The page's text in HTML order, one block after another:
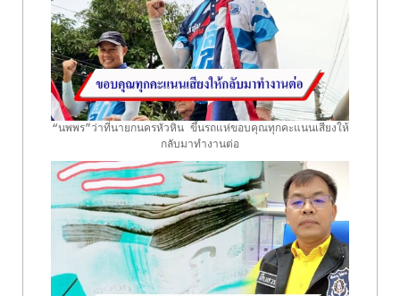
“นพพร”ว่าที่นายกนครหัวหิน ขึ้นรถแห่ขอบคุณทุกคะแนนเสียงให้
กลับมาทำงานต่อ